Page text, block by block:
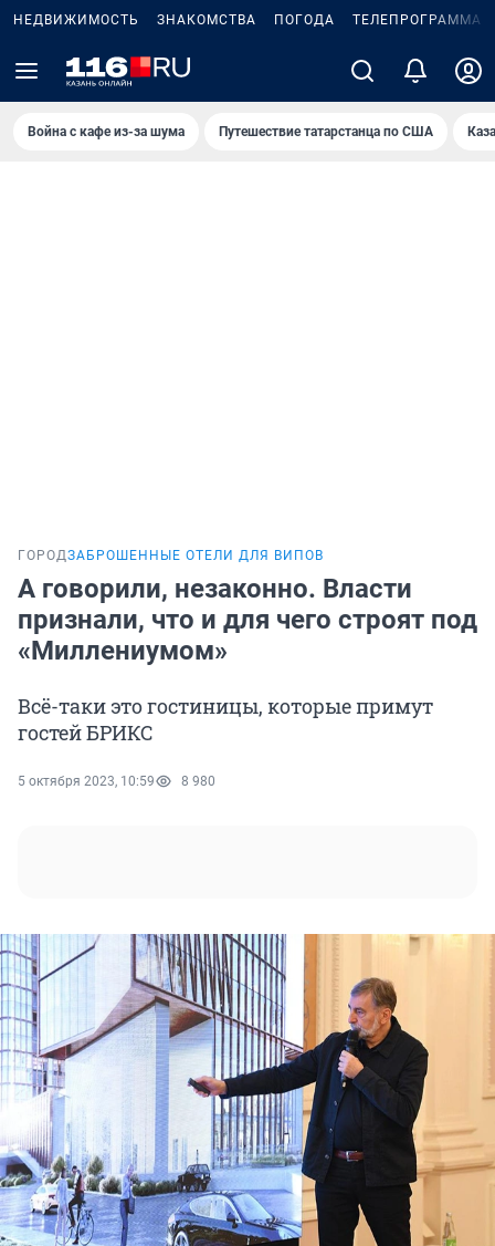
НЕДВИЖИМОСТЬ ЗНАКОМСТВА ПОГОДА ТЕЛЕПРОГРАММА
Война с кафе из-за шума Путешествие татарстанца по США
ГОРОДЗАБРОШЕННЫЕ ОТЕЛИ ДЛЯ ВИПОВ
А говорили, незаконно. Власти
признали, что и для чего строят под
«Миллениумом»
Всё-таки это гостиницы, которые примут
гостей БРИКС
5 октября 2023, 10:59 8 980